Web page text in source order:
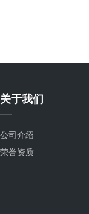
关于我们
公司介绍
荣誉资质